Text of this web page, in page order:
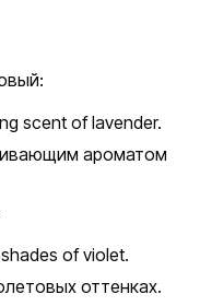
scent of lavender.
ароматом
of violet.
оттенках.